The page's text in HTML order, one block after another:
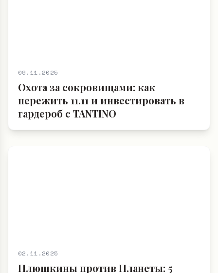
09.11.2025
Охота за сокровищами: как
пережить 11.11 и инвестировать в
гардероб с TANTINO
02.11.2025
Плюшкины против Планеты: 5